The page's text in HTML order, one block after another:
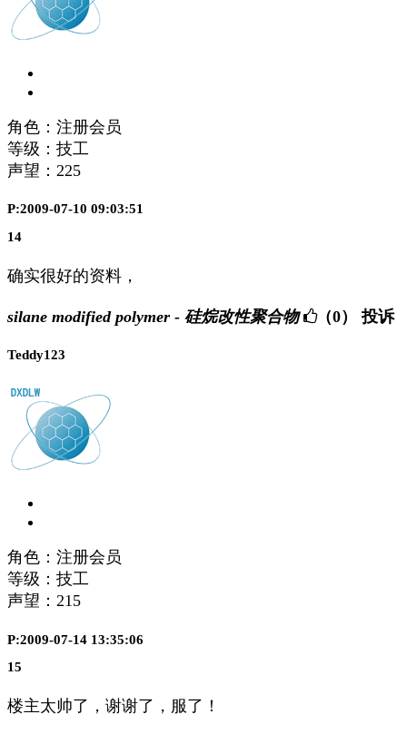
角色：注册会员
等级：技工
声望： 225
P:2009-07-10 09:03:51
14
确实很好的资料，
silane modified polymer - 硅烷改性聚合物 （0） 投诉
Teddy123
角色：注册会员
等级：技工
声望： 215
P:2009-07-14 13:35:06
15
楼主太帅了，谢谢了，服了！